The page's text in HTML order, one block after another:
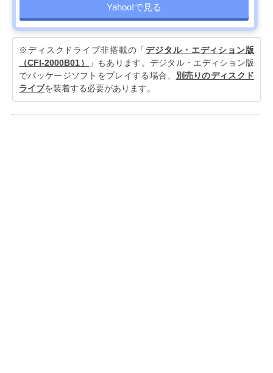
Yahoo!で見る
※ディスクドライブ非搭載の「デジタル・エディション版
（CFI-2000B01）
」もあります。デジタル・エディション版
でパッケージソフトをプレイする場合、 別売りのディスクド
ライブを装着する必要があります。